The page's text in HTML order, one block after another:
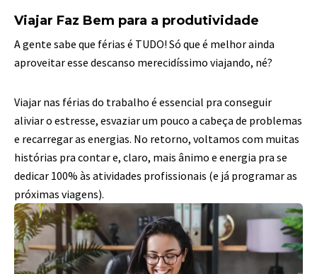
Viajar Faz Bem para a produtividade
A gente sabe que férias é TUDO! Só que é melhor ainda
aproveitar esse descanso merecidíssimo viajando, né?
Viajar nas férias do trabalho é essencial pra conseguir
aliviar o estresse, esvaziar um pouco a cabeça de problemas
e recarregar as energias. No retorno, voltamos com muitas
histórias pra contar e, claro, mais ânimo e energia pra se
dedicar 100% às atividades profissionais (e já programar as
próximas viagens).